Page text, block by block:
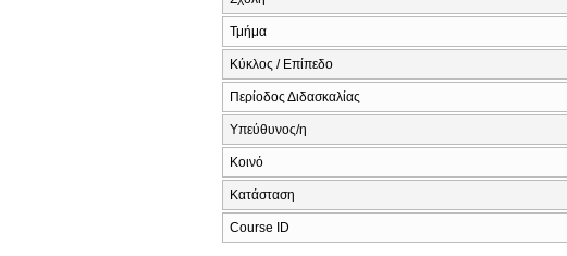
Τμήμα
Κύκλος / Επίπεδο
Περίοδος Διδασκαλίας
Υπεύθυνος/η
Κοινό
Κατάσταση
Course ID